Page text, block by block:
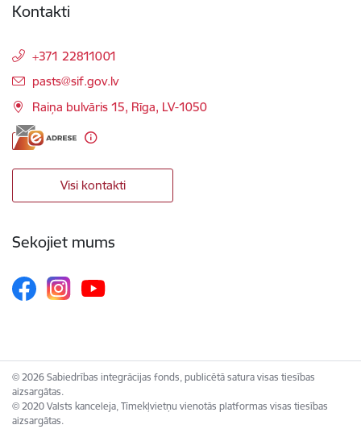
Kontakti
+371 22811001
E-pasts:
pasts@sif.gov.lv
Raiņa bulvāris 15, Rīga, LV-1050
Visi kontakti
Sekojiet mums
© 2026 Sabiedrības integrācijas fonds, publicētā satura visas tiesības
aizsargātas.
© 2020 Valsts kanceleja, Tīmekļvietņu vienotās platformas visas tiesības
aizsargātas.